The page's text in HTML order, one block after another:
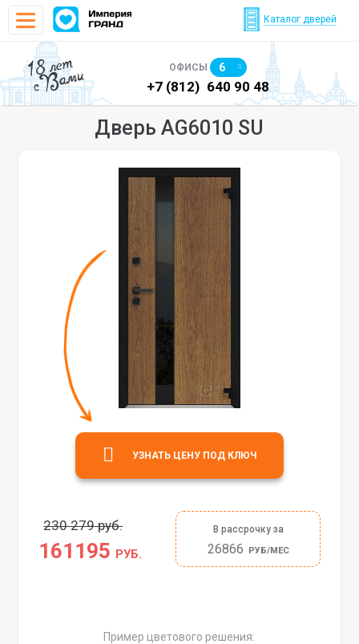
Каталог дверей
18 лет
с Вами ОФИСЫ 6
640 90 48 +7 (812) 640 90 48
Дверь AG6010 SU
230 279 руб.
161195 РУБ.
В рассрочку за
26866 РУБ/МЕС
УЗНАТЬ ЦЕНУ ПОД КЛЮЧ
Пример цветового решения: